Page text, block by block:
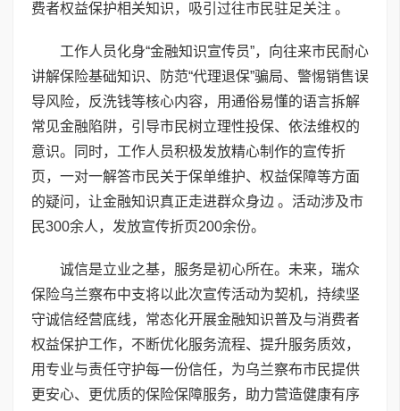
费者权益保护相关知识，吸引过往市民驻足关注 。
工作人员化身“金融知识宣传员”，向往来市民耐心
讲解保险基础知识、防范“代理退保”骗局、警惕销售误
导风险，反洗钱等核心内容，用通俗易懂的语言拆解
常见金融陷阱，引导市民树立理性投保、依法维权的
意识。同时，工作人员积极发放精心制作的宣传折
页，一对一解答市民关于保单维护、权益保障等方面
的疑问，让金融知识真正走进群众身边 。活动涉及市
民300余人，发放宣传折页200余份。
诚信是立业之基，服务是初心所在。未来，瑞众
保险乌兰察布中支将以此次宣传活动为契机，持续坚
守诚信经营底线，常态化开展金融知识普及与消费者
权益保护工作，不断优化服务流程、提升服务质效，
用专业与责任守护每一份信任，为乌兰察布市民提供
更安心、更优质的保险保障服务，助力营造健康有序